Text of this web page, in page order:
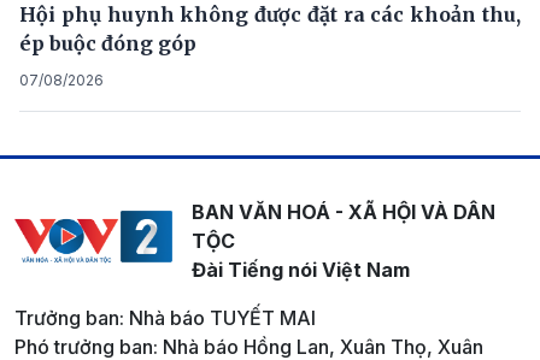
Hội phụ huynh không được đặt ra các khoản thu,
ép buộc đóng góp
07/08/2026
BAN VĂN HOÁ - XÃ HỘI VÀ DÂN
TỘC
Đài Tiếng nói Việt Nam
Trưởng ban: Nhà báo TUYẾT MAI
Phó trưởng ban: Nhà báo Hồng Lan, Xuân Thọ, Xuân